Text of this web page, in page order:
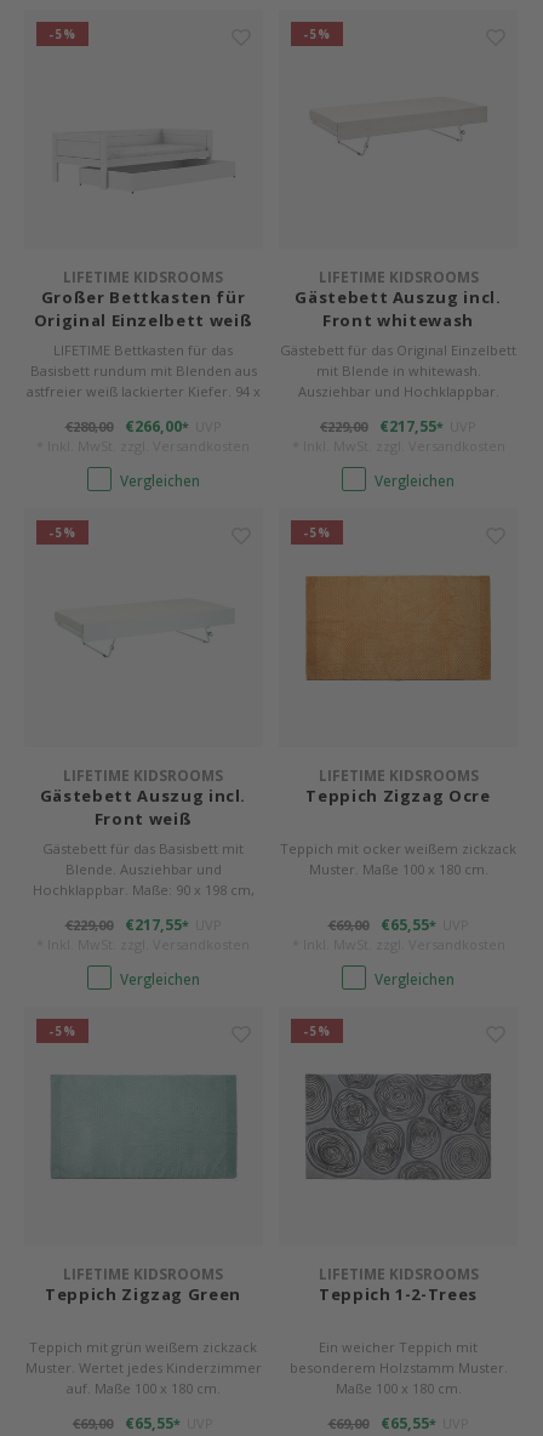
-5%
LIFETIME KIDSROOMS
Großer Bettkasten für
Original Einzelbett weiß
LIFETIME Bettkasten für das
Basisbett rundum mit Blenden aus
astfreier weiß lackierter Kiefer. 94 x
€280,00
€266,00*
Vergleichen
-5%
LIFETIME KIDSROOMS
Gästebett Auszug incl.
Front whitewash
Gästebett für das Original Einzelbett
mit Blende in whitewash.
Ausziehbar und Hochklappbar.
€229,00
€217,55*
Vergleichen
-5%
LIFETIME KIDSROOMS
Gästebett Auszug incl.
Front weiß
Gästebett für das Basisbett mit
Blende. Ausziehbar und
Hochklappbar. Maße: 90 x 198 cm,
€229,00
€217,55*
Vergleichen
-5%
LIFETIME KIDSROOMS
Teppich Zigzag Ocre
Teppich mit ocker weißem zickzack
Muster. Maße 100 x 180 cm.
€69,00 €65,55*
Vergleichen
-5%
LIFETIME KIDSROOMS
Teppich Zigzag Green
Teppich mit grün weißem zickzack
Muster. Wertet jedes Kinderzimmer
auf. Maße 100 x 180 cm.
€69,00
€65,55*
-5%
LIFETIME KIDSROOMS
Teppich 1-2-Trees
Ein weicher Teppich mit
besonderem Holzstamm Muster.
Maße 100 x 180 cm.
€69,00
€65,55*